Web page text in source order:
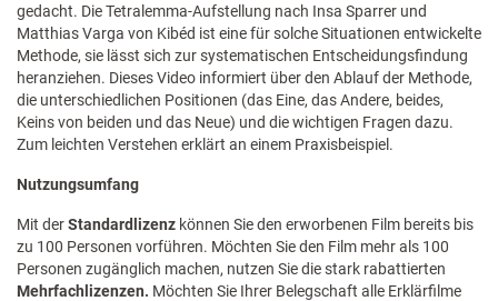
gedacht. Die Tetralemma-Aufstellung nach Insa Sparrer und
Matthias Varga von Kibéd ist eine für solche Situationen entwickelte
Methode, sie lässt sich zur systematischen Entscheidungsfindung
heranziehen. Dieses Video informiert über den Ablauf der Methode,
die unterschiedlichen Positionen (das Eine, das Andere, beides,
Keins von beiden und das Neue) und die wichtigen Fragen dazu.
Zum leichten Verstehen erklärt an einem Praxisbeispiel.
Nutzungsumfang
Mit derStandardlizenz können Sie den erworbenen Film bereits bis
zu 100 Personen vorführen. Möchten Sie den Film mehr als 100
Personen zugänglich machen, nutzen Sie die stark rabattierten
Mehrfachlizenzen. Möchten Sie Ihrer Belegschaft alle Erklärfilme